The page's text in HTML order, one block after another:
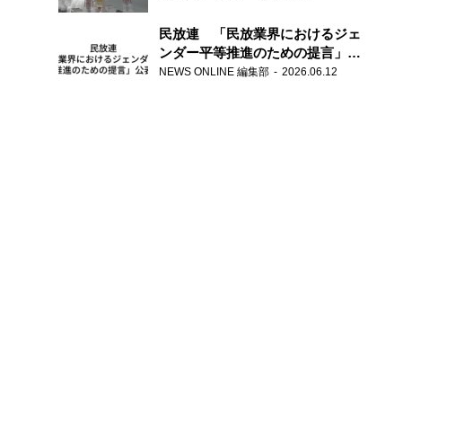
民放連 「民放業界におけるジェ
ンダー平等推進のための提言」を
公表
NEWS ONLINE 編集部 2026.06.12